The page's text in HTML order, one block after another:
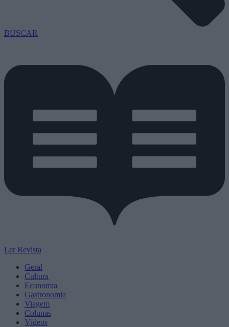
BUSCAR
Ler Revista
Geral
Cultura
Economia
Gastronomia
Viagem
Colunas
Vídeos